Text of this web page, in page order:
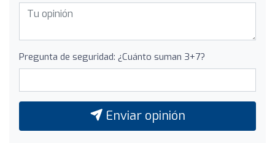
Pregunta de seguridad: ¿Cuánto suman 3+7?
Enviar opinión